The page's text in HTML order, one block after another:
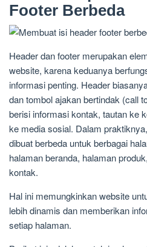
Footer Berbeda
Header dan footer merupakan
website, karena keduanya
informasi penting. Header
dan tombol ajakan bertindak (call
berisi informasi kontak, tautan ke
ke media sosial. Dalam
dibuat berbeda untuk berbagai
halaman beranda, halaman
kontak.
Hal ini memungkinkan website
lebih dinamis dan memberikan
setiap halaman.